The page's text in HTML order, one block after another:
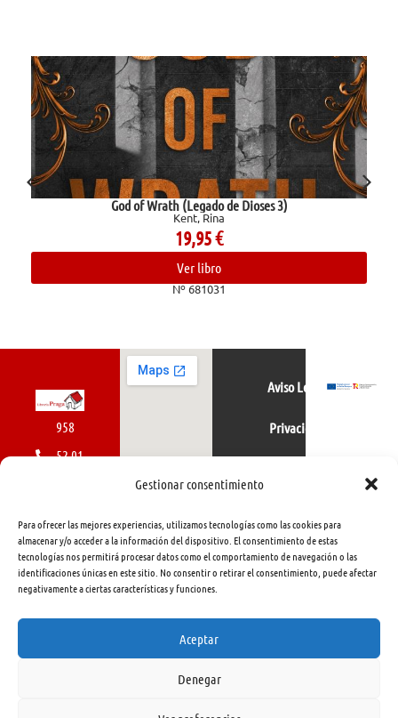
Gestionar consentimiento
Para ofrecer las mejores experiencias, utilizamos tecnologías como las cookies para
almacenar y/o acceder a la información del dispositivo. El consentimiento de estas
tecnologías nos permitirá procesar datos como el comportamiento de navegación o las
identificaciones únicas en este sitio. No consentir o retirar el consentimiento, puede afectar
negativamente a ciertas características y funciones.
Aceptar
Denegar
God of Wrath (Legado de Dioses 3)
Nº 681031
958
52 01
462
415
info@libreriapraga.com
Gracia,
Aviso Legal
Privacidad